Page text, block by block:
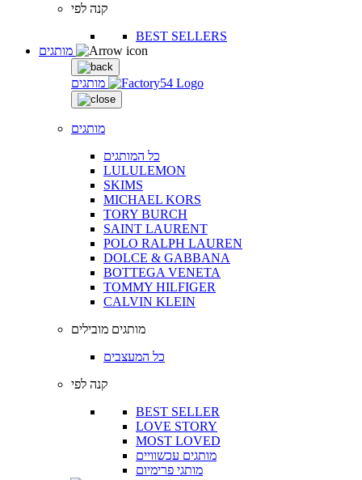
קנה לפי
BEST SELLERS
מותגים
מותגים
כל המותגים
LULULEMON
SKIMS
MICHAEL KORS
TORY BURCH
SAINT LAURENT
POLO RALPH LAUREN
DOLCE & GABBANA
BOTTEGA VENETA
TOMMY HILFIGER
CALVIN KLEIN
מותגים מובילים
כל המעצבים
קנה לפי
BEST SELLER
LOVE STORY
MOST LOVED
מותגים עכשוויים
מותגי פרימיום